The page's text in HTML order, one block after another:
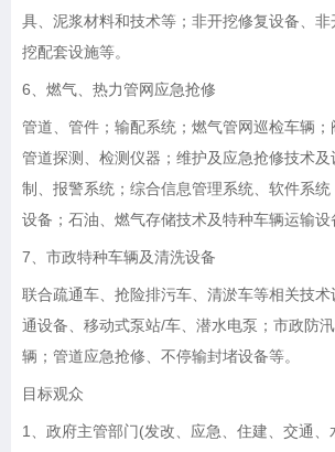
具、泥浆材料和技术等；非开挖修复设备、
挖配套设施等。
6、燃气、热力管网应急抢修
管道、管件；输配系统；燃气管网巡检车辆
管道探测、检测仪器；维护及应急抢修技术
制、报警系统；综合信息管理系统、软件系
设备；石油、燃气存储技术及特种车辆运输设
7、市政特种车辆及清洗设备
联合疏通车、抢险排污车、清淤车等相关技
通设备、移动式泵站/车、潜水电泵；市政防
辆；管道应急抢修、不停输封堵设备等。
目标观众
1、政府主管部门(发改、应急、住建、交通